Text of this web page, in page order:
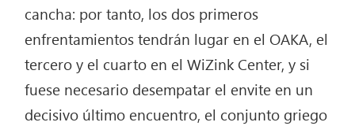
cancha: por tanto, los dos primeros
enfrentamientos tendrán lugar en el OAKA, el
tercero y el cuarto en el WiZink Center, y si
fuese necesario desempatar el envite en un
decisivo último encuentro, el conjunto griego